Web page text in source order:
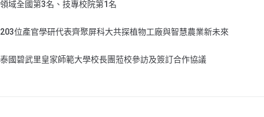
領域全國第3名、技專校院第1名
203位產官學研代表齊聚屏科大共探植物工廠與智慧農業新未來
泰國碧武里皇家師範大學校長團蒞校參訪及簽訂合作協議